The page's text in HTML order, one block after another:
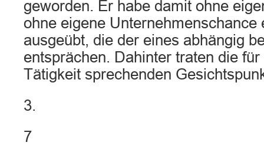
geworden. Er habe damit ohne
ohne eigene Unternehmenschance
ausgeübt, die der eines abhängig
entsprächen. Dahinter traten die
Tätigkeit sprechenden
3.
7